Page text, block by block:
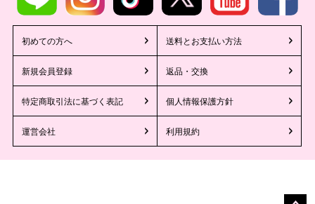
■注意事項
初めての方へ 送料とお支払い方法
新規会員登録 返品・交換
特定商取引法に基づく表記 個人情報保護方針
運営会社 利用規約